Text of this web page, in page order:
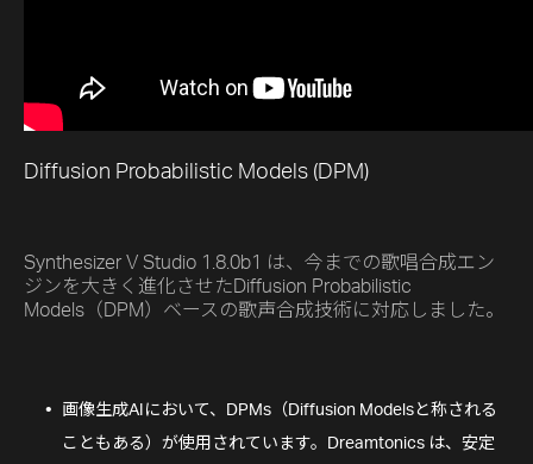
Diffusion Probabilistic Models (DPM)
Synthesizer V Studio 1.8.0b1 は、今までの歌唱合成エン
ジンを大きく進化させたDiffusion Probabilistic
Models（DPM）ベースの歌声合成技術に対応しました。
画像生成AIにおいて、DPMs（Diffusion Modelsと称される
こともある）が使用されています。Dreamtonics は、安定